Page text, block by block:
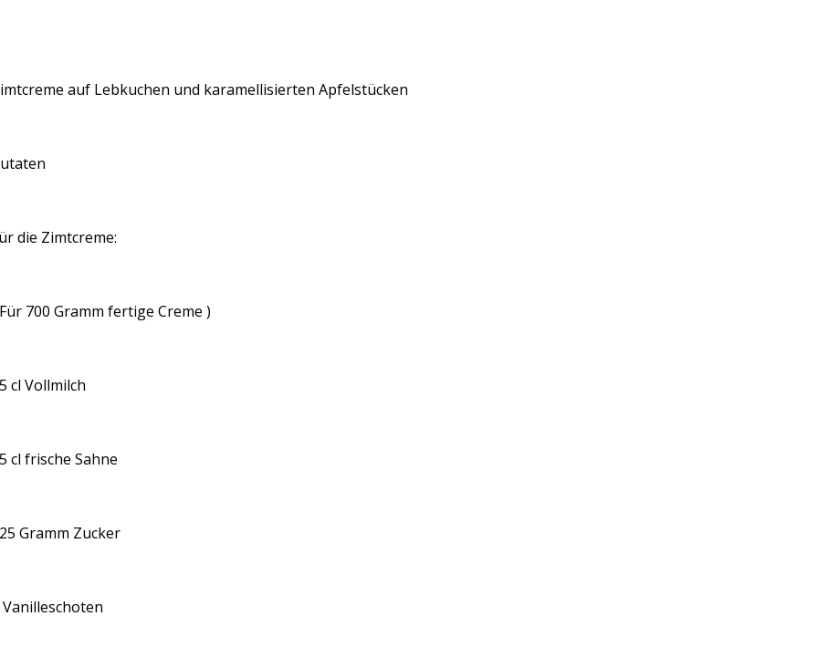
auf Lebkuchen und karamellisierten Apfelstücken
die Zimtcreme:
700 Gramm fertige Creme )
cl Vollmilch
cl frische Sahne
Gramm Zucker
Vanilleschoten